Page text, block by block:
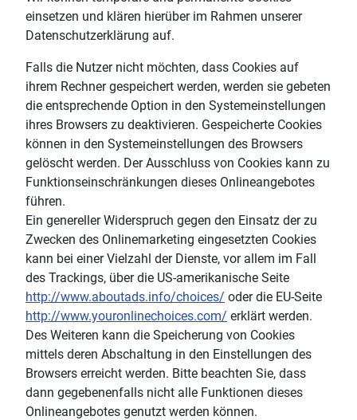
einsetzen und klären hierüber im Rahmen unserer
Datenschutzerklärung auf.
Falls die Nutzer nicht möchten, dass Cookies auf
ihrem Rechner gespeichert werden, werden sie gebeten
die entsprechende Option in den Systemeinstellungen
ihres Browsers zu deaktivieren. Gespeicherte Cookies
können in den Systemeinstellungen des Browsers
gelöscht werden. Der Ausschluss von Cookies kann zu
Funktionseinschränkungen dieses Onlineangebotes
führen.
Ein genereller Widerspruch gegen den Einsatz der zu
Zwecken des Onlinemarketing eingesetzten Cookies
kann bei einer Vielzahl der Dienste, vor allem im Fall
des Trackings, über die US-amerikanische Seite
http://www.aboutads.info/choices/ oder die EU-Seite
http://www.youronlinechoices.com/ erklärt werden.
Des Weiteren kann die Speicherung von Cookies
mittels deren Abschaltung in den Einstellungen des
Browsers erreicht werden. Bitte beachten Sie, dass
dann gegebenenfalls nicht alle Funktionen dieses
Onlineangebotes genutzt werden können.